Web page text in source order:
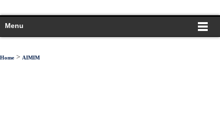
Menu
Home > AIMIM